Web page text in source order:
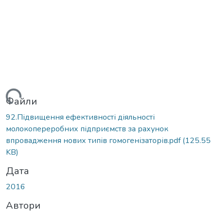
Файли
92.Підвищення ефективності діяльності
молокопереробних підприємств за рахунок
впровадження нових типів гомогенізаторів.pdf(125.55
KB)
Дата
2016
Автори